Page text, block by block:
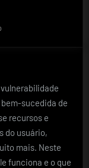
sucedida de
recursos e
do usuário,
mais. Neste
funciona e o que